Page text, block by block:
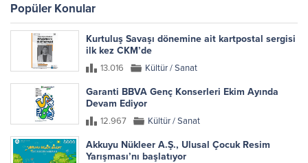
Popüler Konular
Kurtuluş Savaşı dönemine ait kartpostal sergisi
ilk kez CKM’de
13.016 Kültür / Sanat
Garanti BBVA Genç Konserleri Ekim Ayında
Devam Ediyor
12.967 Kültür / Sanat
Akkuyu Nükleer A.Ş., Ulusal Çocuk Resim
Yarışması’nı başlatıyor